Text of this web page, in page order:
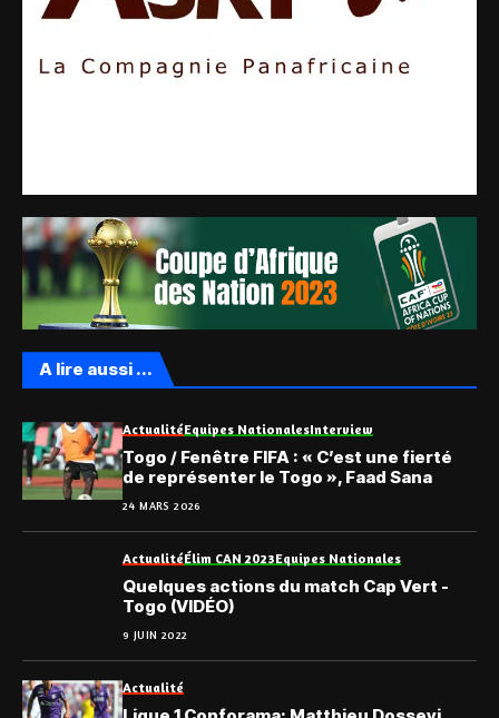
A lire aussi ...
ActualitéEquipes NationalesInterview
Togo / Fenêtre FIFA : « C’est une fierté
de représenter le Togo », Faad Sana
24 MARS 2026
ActualitéÉlim CAN 2023Equipes Nationales
Quelques actions du match Cap Vert -
Togo (VIDÉO)
9 JUIN 2022
Actualité